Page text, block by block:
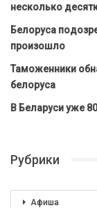
несколько
Белоруса
произошло
Таможенники
белоруса
В Беларуси уже
Рубрики
Афиша